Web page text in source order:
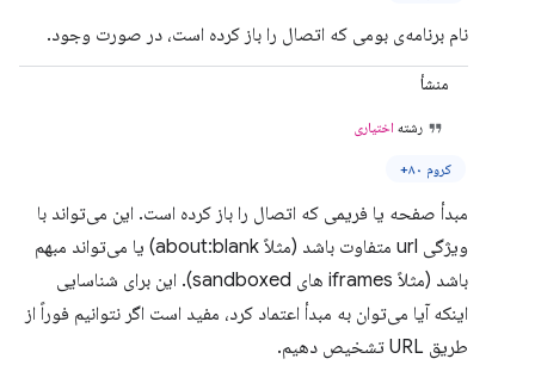
نام برنامه‌ی بومی که اتصال را باز کرده است، در صورت وجود.
منشأ
رشته اختیاری
کروم ۸۰+
مبدأ صفحه یا فریمی که اتصال را باز کرده است. این می‌تواند با
ویژگی url متفاوت باشد (مثلاً about:blank) یا می‌تواند مبهم
باشد (مثلاً iframes های sandboxed). این برای شناسایی
اینکه آیا می‌توان به مبدأ اعتماد کرد، مفید است اگر نتوانیم فوراً از
طریق URL تشخیص دهیم.